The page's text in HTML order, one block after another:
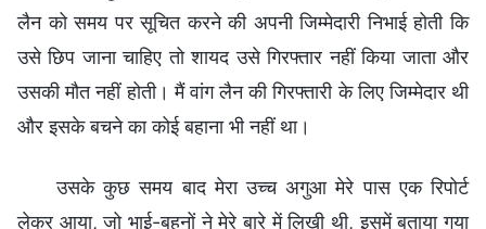
लैन को समय पर सूचित करने की अपनी जिम्मेदारी निभाई होती कि
उसे छिप जाना चाहिए तो शायद उसे गिरफ्तार नहीं किया जाता और
उसकी मौत नहीं होती। मैं वांग लैन की गिरफ्तारी के लिए जिम्मेदार थी
और इसके बचने का कोई बहाना भी नहीं था।
उसके कुछ समय बाद मेरा उच्च अगुआ मेरे पास एक रिपोर्ट
लेकर आया, जो भाई-बहनों ने मेरे बारे में लिखी थी, इसमें बताया गया